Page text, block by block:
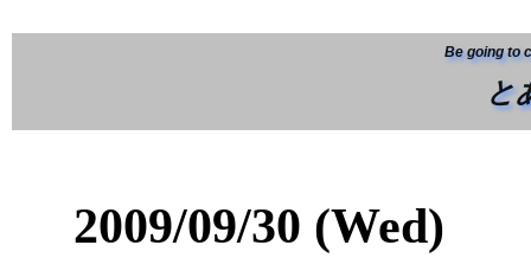
Be going to
と
2009/09/30 (Wed)